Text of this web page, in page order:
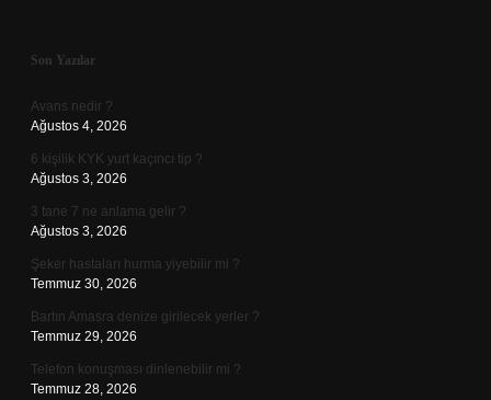
Sidebar
Son Yazılar
Avans nedir ?
Ağustos 4, 2026
6 kişilik KYK yurt kaçıncı tip ?
Ağustos 3, 2026
3 tane 7 ne anlama gelir ?
Ağustos 3, 2026
Şeker hastaları hurma yiyebilir mi ?
Temmuz 30, 2026
Bartın Amasra denize girilecek yerler ?
Temmuz 29, 2026
Telefon konuşması dinlenebilir mi ?
Temmuz 28, 2026